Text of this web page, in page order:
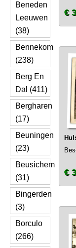
Beneden
Leeuwen
(38)
Bennekom
(238)
Berg En
Dal (411)
Bergharen
(17)
Beuningen
(23)
Beusichem
(31)
Bingerden
(3)
Borculo
(266)
€
€